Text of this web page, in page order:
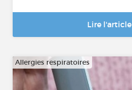
Lire l'article
Allergies respiratoires